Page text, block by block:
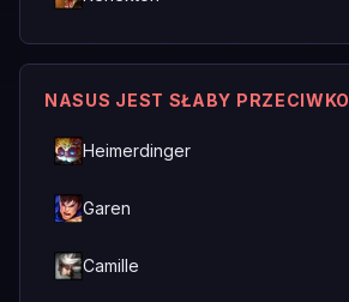
NASUS JEST SŁABY PRZECIWKO
Heimerdinger
Garen
Camille